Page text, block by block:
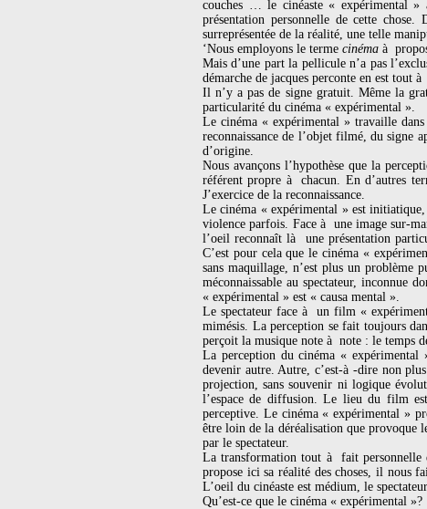
couches … le cinéaste « expérimental »
présentation personnelle de cette
surreprésentée de la réalité, une telle
‘Nous employons le terme cinéma à
Mais d’une part la pellicule n’a pas
démarche de jacques perconte en est tout
Il n’y a pas de signe gratuit. Même la
particularité du cinéma « expérimental ».
Le cinéma « expérimental » travaille
reconnaissance de l’objet filmé, du signe
d’origine.
Nous avançons l’hypothèse que la
référent propre à chacun. En d’autres
J’exercice de la reconnaissance.
Le cinéma « expérimental » est initiatique,
violence parfois. Face à une image sur-
l’oeil reconnaît là une présentation
C’est pour cela que le cinéma «
sans maquillage, n’est plus un problème
méconnaissable au spectateur, inconnue
« expérimental » est « causa mental ».
Le spectateur face à un film «
mimésis. La perception se fait toujours
perçoit la musique note à note : le temps
La perception du cinéma « expérimental
devenir autre. Autre, c’est-à -dire non
projection, sans souvenir ni logique
l’espace de diffusion. Le lieu du film
perceptive. Le cinéma « expérimental »
être loin de la déréalisation que provoque
par le spectateur.
La transformation tout à fait personnelle
propose ici sa réalité des choses, il nous
L’oeil du cinéaste est médium, le
Qu’est-ce que le cinéma « expérimental »?